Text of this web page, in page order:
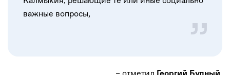
важные вопросы,
– отметил .